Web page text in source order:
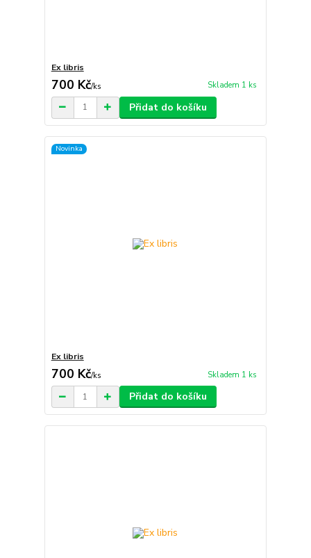
Ex libris
700 Kč/ks Skladem 1 ks
Přidat do košíku
Novinka
Ex libris
700 Kč/ks Skladem 1 ks
Přidat do košíku